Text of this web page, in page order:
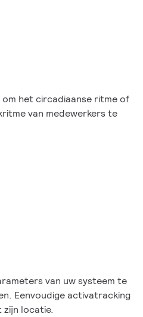
het circadiaanse ritme of
van medewerkers te
van uw systeem te
Eenvoudige activatracking
zijn locatie.